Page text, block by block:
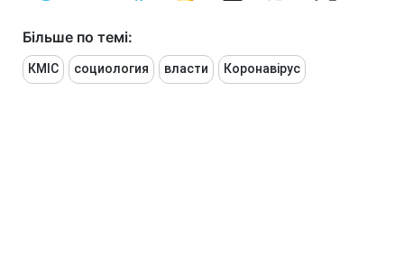
Більше по темі:
КМІС социология власти Коронавірус